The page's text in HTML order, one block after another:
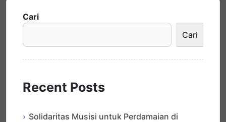
Cari
Cari
Recent Posts
Solidaritas Musisi untuk Perdamaian di